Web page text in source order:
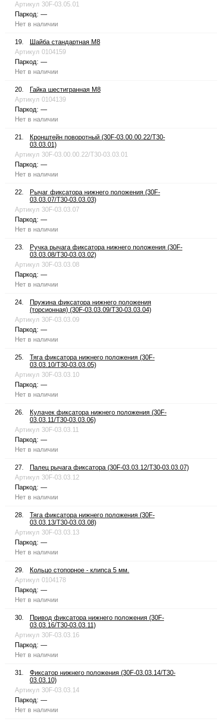
Артикул 30F-03.05.01
Паркод: —
Нет в наличии
19.
Шайба стандартная М8
Артикул 0104159
Паркод: —
Нет в наличии
20.
Гайка шестигранная М8
Артикул 0104139
Паркод: —
Нет в наличии
21.
Кронштейн поворотный (30F-03.00.00.22/T30-
03.03.01)
Артикул 30F-03.00.00.22/T30-03.03.01
Паркод: —
Нет в наличии
22.
Рычаг фиксатора нижнего положения (30F-
03.03.07/T30-03.03.03)
Артикул 30F-03.03.07
Паркод: —
Нет в наличии
23.
Ручка рычага фиксатора нижнего положения (30F-
03.03.08/T30-03.03.02)
Артикул 30F-03.03.08
Паркод: —
Нет в наличии
24.
Пружина фиксатора нижнего положения
(торсионная) (30F-03.03.09/T30-03.03.04)
Артикул 30F-03.03.09
Паркод: —
Нет в наличии
25.
Тяга фиксатора нижнего положения (30F-
03.03.10/T30-03.03.05)
Артикул 30F-03.03.10
Паркод: —
Нет в наличии
26.
Кулачек фиксатора нижнего положения (30F-
03.03.11/T30-03.03.06)
Артикул 30F-03.03.11
Паркод: —
Нет в наличии
27.
Палец рычага фиксатора (30F-03.03.12/T30-03.03.07)
Артикул 30F-03.03.12
Паркод: —
Нет в наличии
28.
Тяга фиксатора нижнего положения (30F-
03.03.13/T30-03.03.08)
Артикул 30F-03.03.13
Паркод: —
Нет в наличии
29.
Кольцо стопорное - клипса 5 мм.
Артикул 0104178
Паркод: —
Нет в наличии
30.
Привод фиксатора нижнего положения (30F-
03.03.16/T30-03.03.11)
Артикул 30F-03.03.16
Паркод: —
Нет в наличии
31.
Фиксатор нижнего положения (30F-03.03.14/T30-
03.03.10)
Артикул 30F-03.03.14
Паркод: —
Нет в наличии